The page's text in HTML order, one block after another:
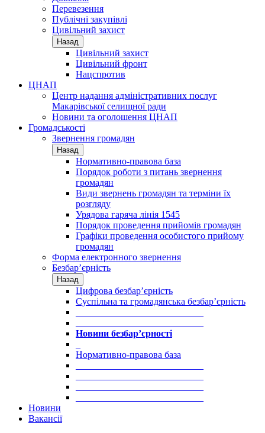
Перевезення
Публічні закупівлі
Цивільний захист
Назад
Цивільний захист
Цивільний фронт
Нацспротив
ЦНАП
Центр надання адміністративних послуг
Макарівської селищної ради
Новини та оголошення ЦНАП
Громадськості
Звернення громадян
Назад
Нормативно-правова база
Порядок роботи з питань звернення
громадян
Види звернень громадян та терміни їх
розгляду
Урядова гаряча лінія 1545
Порядок проведення прийомів громадян
Графіки проведення особистого прийому
громадян
Форма електронного звернення
Безбар’єрність
Назад
Цифрова безбар’єрність
Суспільна та громадянська безбар’єрність
Новини безбар’єрності
Нормативно-правова база
Новини
Вакансії